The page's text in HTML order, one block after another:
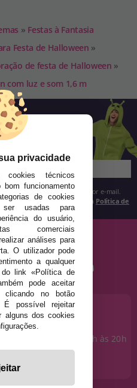
» Festas à Fantasia
Festa de Halloween »
de festa de Halloween »
com luz e som 1,6 m
antes de
novidades e tendências por e-mail.
conforme estipulado na Política de
AJUDA?
695
10h às 14h e das 17h às 20h
privacidade
técnicos
funcionamento
de cookies
ser usadas para
do usuário,
comerciais
análises para
O utilizador pode
a qualquer
link «Política de
pode aceitar
no botão
É possível rejeitar
alguns dos cookies